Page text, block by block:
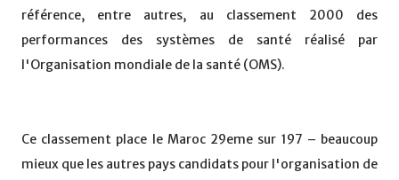
référence, entre autres, au classement 2000 des
performances des systèmes de santé réalisé par
l'Organisation mondiale de la santé (OMS).
Ce classement place le Maroc 29eme sur 197 – beaucoup
mieux que les autres pays candidats pour l'organisation de